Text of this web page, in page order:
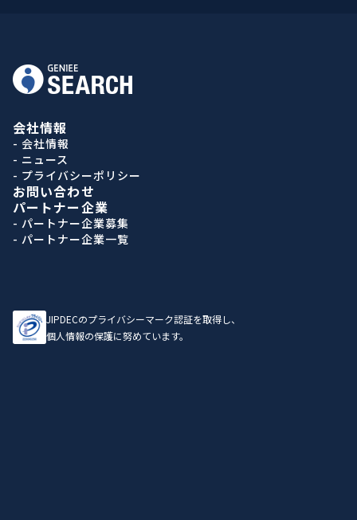
会社情報
- 会社情報
- ニュース
- プライバシーポリシー
お問い合わせ
パートナー企業
- パートナー企業募集
- パートナー企業一覧
JIPDECのプライバシーマーク認証を取得し、
個人情報の保護に努めています。